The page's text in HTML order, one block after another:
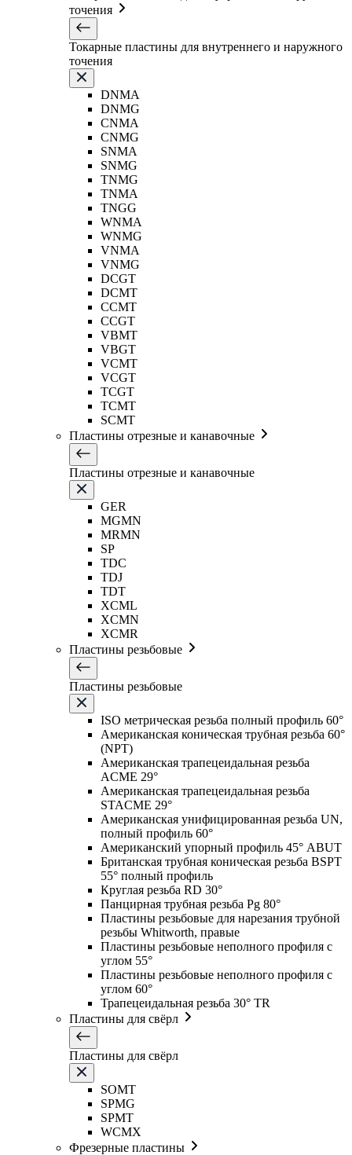
точения
Токарные пластины для внутреннего и наружного
точения
DNMA
DNMG
CNMA
CNMG
SNMA
SNMG
TNMG
TNMA
TNGG
WNMA
WNMG
VNMA
VNMG
DCGT
DCMT
CCMT
CCGT
VBMT
VBGT
VCMT
VCGT
TCGT
TCMT
SCMT
Пластины отрезные и канавочные
Пластины отрезные и канавочные
GER
MGMN
MRMN
SP
TDC
TDJ
TDT
XCML
XCMN
XCMR
Пластины резьбовые
Пластины резьбовые
ISO метрическая резьба полный профиль 60°
Американская коническая трубная резьба 60°
(NPT)
Американская трапецеидальная резьба
ACME 29°
Американская трапецеидальная резьба
STACME 29°
Американская унифицированная резьба UN,
полный профиль 60°
Американский упорный профиль 45° ABUT
Британская трубная коническая резьба BSPT
55° полный профиль
Круглая резьба RD 30°
Панцирная трубная резьба Pg 80°
Пластины резьбовые для нарезания трубной
резьбы Whitworth, правые
Пластины резьбовые неполного профиля с
углом 55°
Пластины резьбовые неполного профиля с
углом 60°
Трапецеидальная резьба 30° TR
Пластины для свёрл
Пластины для свёрл
SOMT
SPMG
SPMT
WCMX
Фрезерные пластины